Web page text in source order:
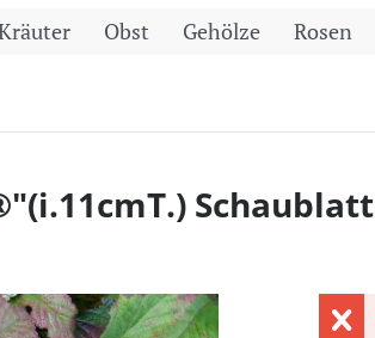
Obst Gehölze Rosen
Schaublatt